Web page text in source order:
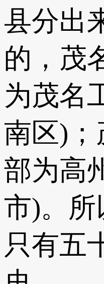
县分出
的，茂
为茂名
南区)
部为高
市)。所
只有五